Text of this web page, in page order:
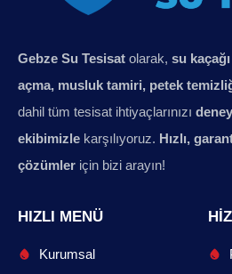
Gebze Su Tesisat olarak, su
açma, musluk tamiri, petek
dahil tüm tesisat ihtiyaçlarınızı
ekibimizle karşılıyoruz. Hızlı,
çözümler için bizi arayın!
HIZLI MENÜ
Kurumsal